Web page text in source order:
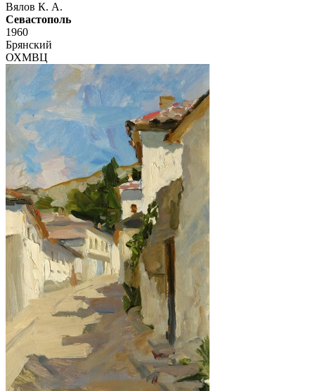
Вялов К. А.
Севастополь
1960
Брянский
ОХМВЦ